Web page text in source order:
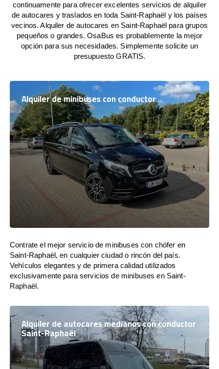
continuamente para ofrecer excelentes servicios de alquiler
de autocares y traslados en toda Saint-Raphaël y los países
vecinos. Alquiler de autocares en Saint-Raphaël para grupos
pequeños o grandes. OsaBus es probablemente la mejor
opción para sus necesidades. Simplemente solicite un
presupuesto GRATIS.
Alquiler de minibuses con conductor
Contrate el mejor servicio de minibuses con chófer en
Saint-Raphaël, en cualquier ciudad o rincón del país.
Vehículos elegantes y de primera calidad utilizados
exclusivamente para servicios de minibuses en Saint-
Raphaël.
Alquiler de autocares medianos con conductor
Saint-Raphaël